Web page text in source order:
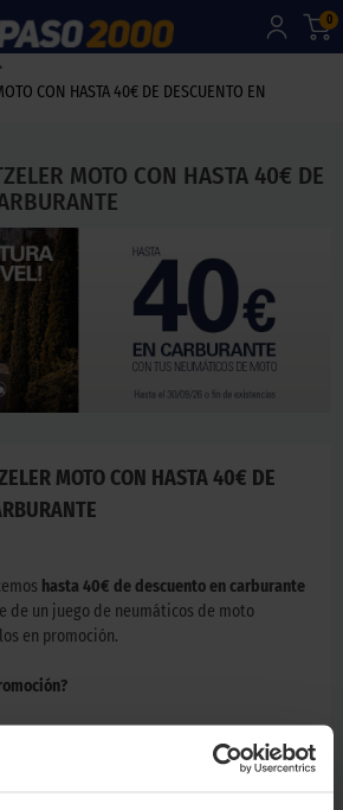
0
CON HASTA 40€ DE DESCUENTO EN
MOTO CON HASTA 40€ DE
MOTO CON HASTA 40€ DE
hasta 40€ de descuento en carburante
de un juego de neumáticos de moto
en promoción.
Roadtec 02, Roadtec 01 SE, Sportec 01,